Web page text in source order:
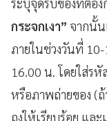
กระจกเงา” จากนั้น
ภายในช่วงวันที่
16.00 น. โดยใส่ร
หรือภาพถ่ายของ (ถ้
ถุงให้เรียบร้อย แล